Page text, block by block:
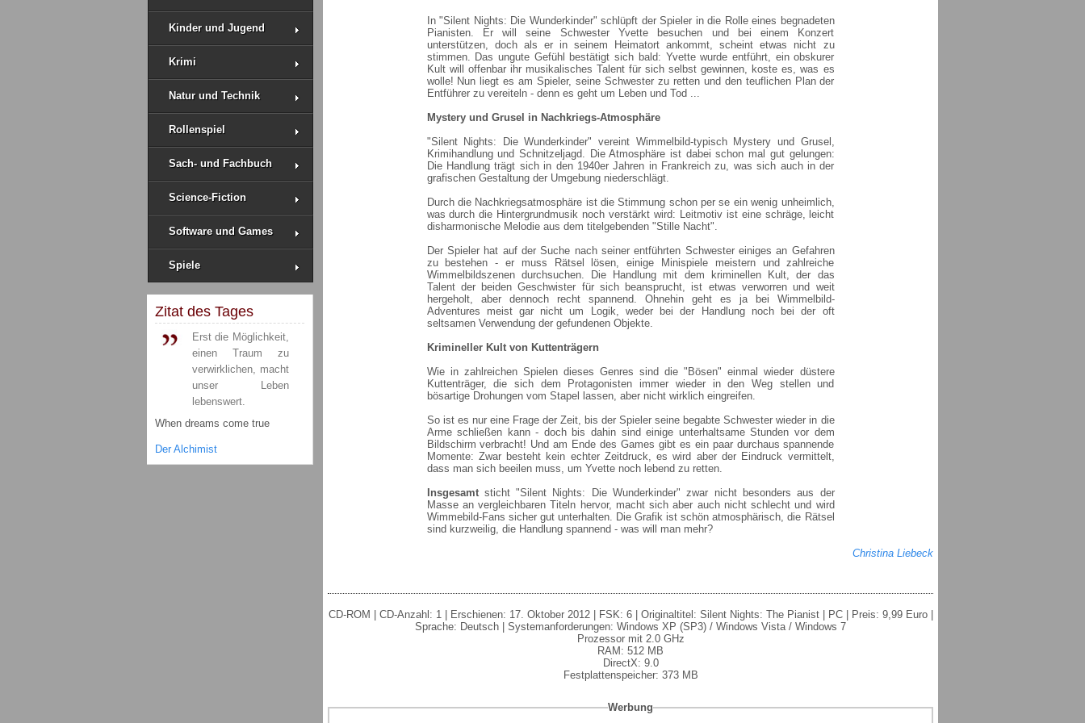
Kinder und Jugend
Krimi
Natur und Technik
Rollenspiel
Sach- und Fachbuch
Science-Fiction
Software und Games
Spiele
Zitat des Tages
Erst die Möglichkeit,
einen Traum zu
verwirklichen, macht
unser Leben
lebenswert.
When dreams come true
Der Alchimist
In "Silent Nights: Die Wunderkinder" schlüpft der Spieler in die Rolle eines begnadeten
Pianisten. Er will seine Schwester Yvette besuchen und bei einem Konzert
unterstützen, doch als er in seinem Heimatort ankommt, scheint etwas nicht zu
stimmen. Das ungute Gefühl bestätigt sich bald: Yvette wurde entführt, ein obskurer
Kult will offenbar ihr musikalisches Talent für sich selbst gewinnen, koste es, was es
wolle! Nun liegt es am Spieler, seine Schwester zu retten und den teuflichen Plan der
Entführer zu vereiteln - denn es geht um Leben und Tod ...
Mystery und Grusel in Nachkriegs-Atmosphäre
"Silent Nights: Die Wunderkinder" vereint Wimmelbild-typisch Mystery und Grusel,
Krimihandlung und Schnitzeljagd. Die Atmosphäre ist dabei schon mal gut gelungen:
Die Handlung trägt sich in den 1940er Jahren in Frankreich zu, was sich auch in der
grafischen Gestaltung der Umgebung niederschlägt.
Durch die Nachkriegsatmosphäre ist die Stimmung schon per se ein wenig unheimlich,
was durch die Hintergrundmusik noch verstärkt wird: Leitmotiv ist eine schräge, leicht
disharmonische Melodie aus dem titelgebenden "Stille Nacht".
Der Spieler hat auf der Suche nach seiner entführten Schwester einiges an Gefahren
zu bestehen - er muss Rätsel lösen, einige Minispiele meistern und zahlreiche
Wimmelbildszenen durchsuchen. Die Handlung mit dem kriminellen Kult, der das
Talent der beiden Geschwister für sich beansprucht, ist etwas verworren und weit
hergeholt, aber dennoch recht spannend. Ohnehin geht es ja bei Wimmelbild-
Adventures meist gar nicht um Logik, weder bei der Handlung noch bei der oft
seltsamen Verwendung der gefundenen Objekte.
Krimineller Kult von Kuttenträgern
Wie in zahlreichen Spielen dieses Genres sind die "Bösen" einmal wieder düstere
Kuttenträger, die sich dem Protagonisten immer wieder in den Weg stellen und
bösartige Drohungen vom Stapel lassen, aber nicht wirklich eingreifen.
So ist es nur eine Frage der Zeit, bis der Spieler seine begabte Schwester wieder in die
Arme schließen kann - doch bis dahin sind einige unterhaltsame Stunden vor dem
Bildschirm verbracht! Und am Ende des Games gibt es ein paar durchaus spannende
Momente: Zwar besteht kein echter Zeitdruck, es wird aber der Eindruck vermittelt,
dass man sich beeilen muss, um Yvette noch lebend zu retten.
Insgesamt sticht "Silent Nights: Die Wunderkinder" zwar nicht besonders aus der
Masse an vergleichbaren Titeln hervor, macht sich aber auch nicht schlecht und wird
Wimmebild-Fans sicher gut unterhalten. Die Grafik ist schön atmosphärisch, die Rätsel
sind kurzweilig, die Handlung spannend - was will man mehr?
Christina Liebeck
CD-ROM | CD-Anzahl: 1 | Erschienen: 17. Oktober 2012 | FSK: 6 | Originaltitel: Silent Nights: The Pianist | PC | Preis: 9,99 Euro |
Sprache: Deutsch | Systemanforderungen: Windows XP (SP3) / Windows Vista / Windows 7
Prozessor mit 2.0 GHz
RAM: 512 MB
DirectX: 9.0
Festplattenspeicher: 373 MB
Werbung